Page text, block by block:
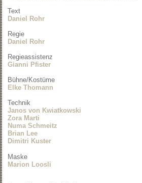
Text
Daniel Rohr
Regie
Daniel Rohr
Regieassistenz
Gianni Pfister
Bühne/Kostüme
Elke Thomann
Technik
Janos von Kwiatkowski
Zora Marti
Numa Schmeitz
Brian Lee
Dimitri Kuster
Maske
Marion Loosli